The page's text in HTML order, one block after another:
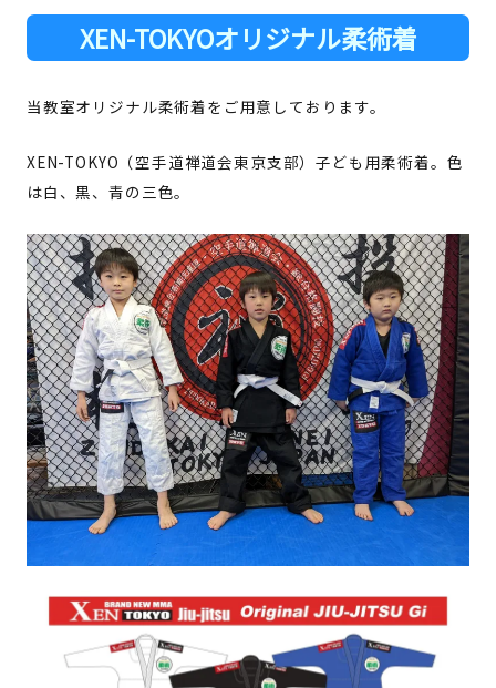
XEN-TOKYOオリジナル柔術着
当教室オリジナル柔術着をご用意しております。
XEN-TOKYO（空手道禅道会東京支部）子ども用柔術着。色
は白、黒、青の三色。